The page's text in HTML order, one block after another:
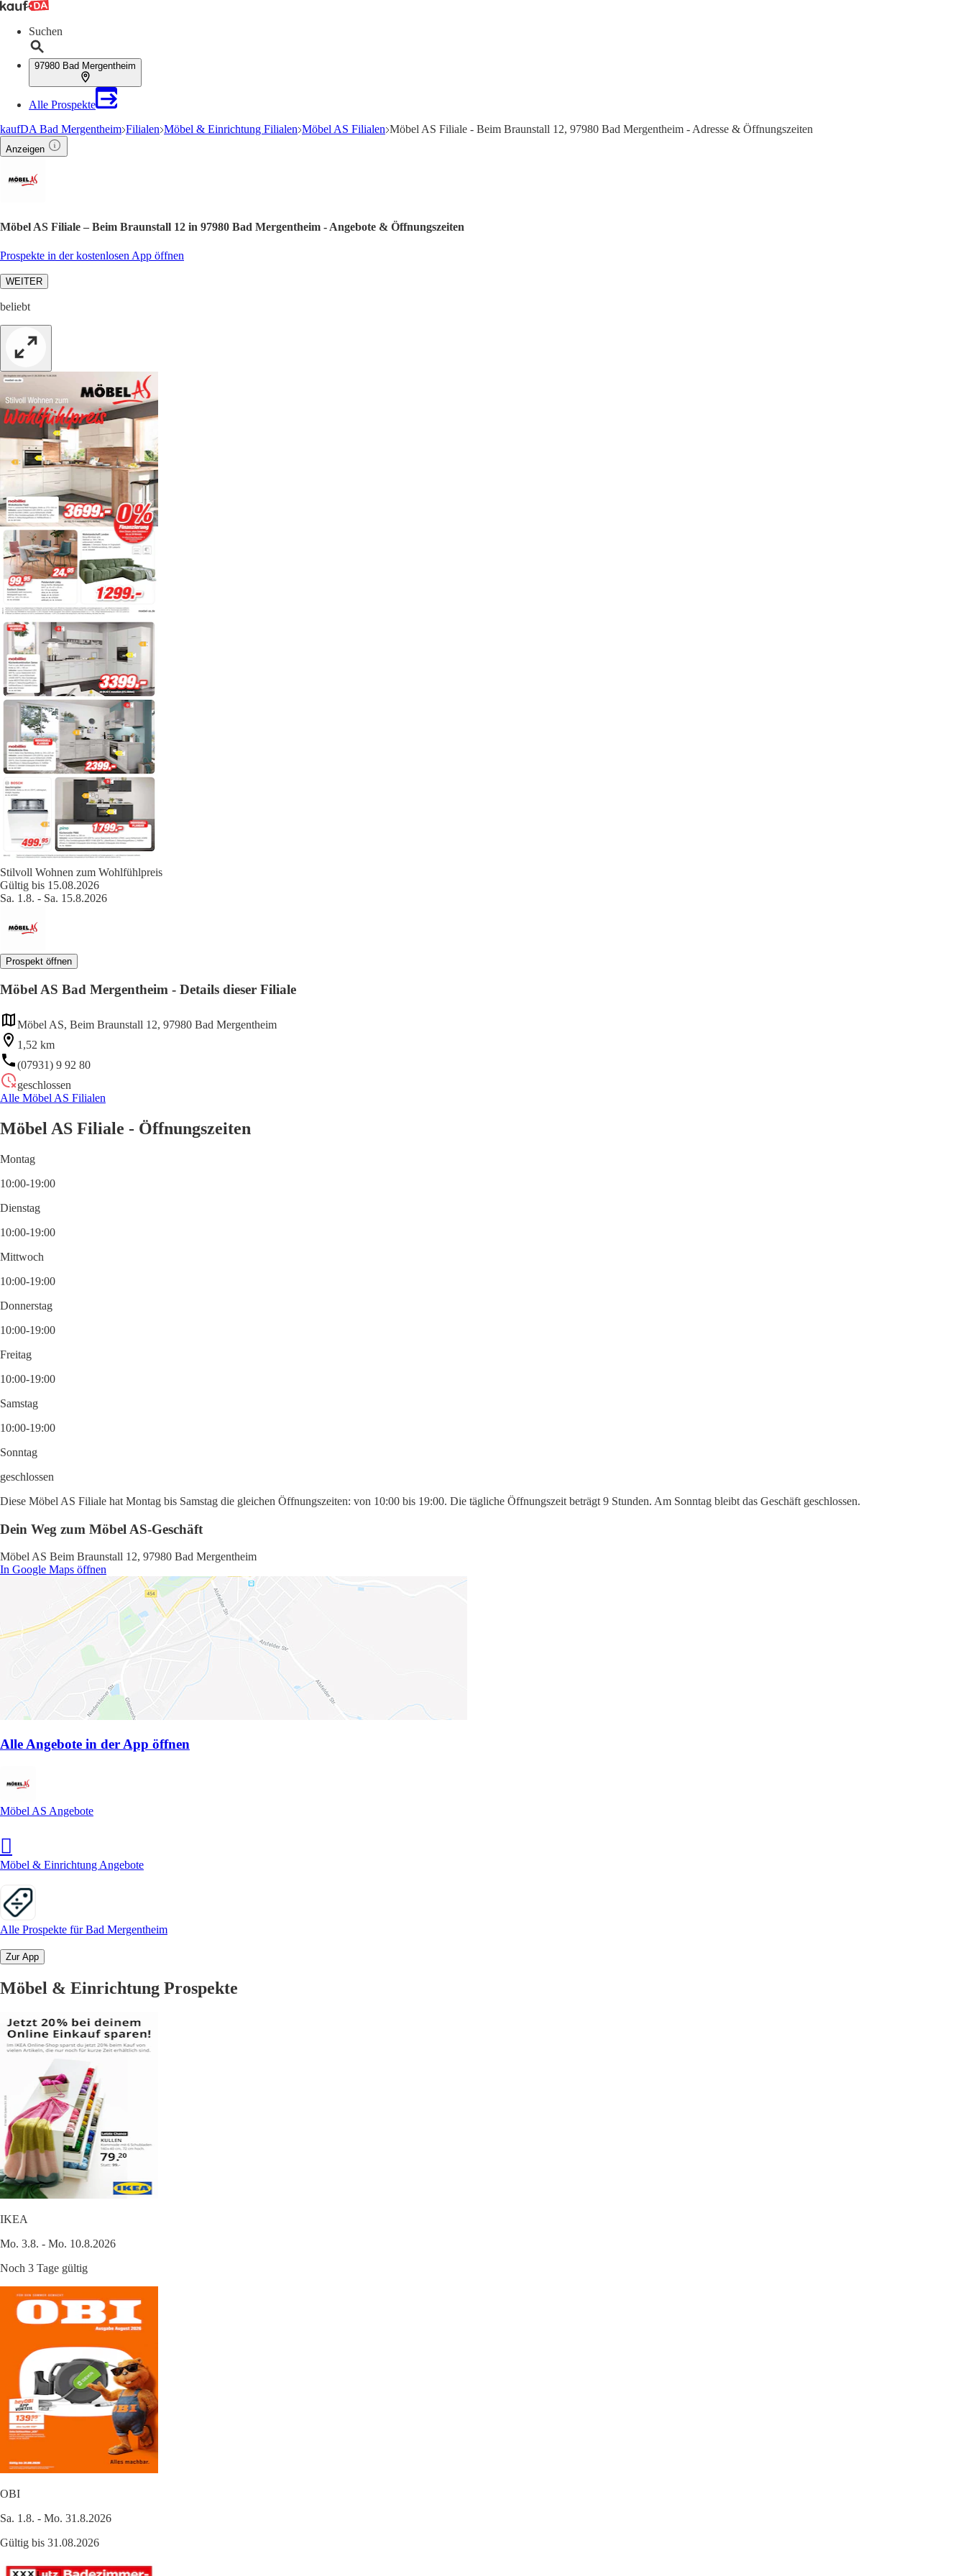
Suchen
97980 Bad Mergentheim
Alle Prospekte
kaufDA Bad Mergentheim Filialen Möbel & Einrichtung Filialen Möbel AS Filialen Möbel AS Filiale - Beim Braunstall 12, 97980 Bad Mergentheim - Adresse & Öffnungszeiten
Anzeigen
Möbel AS Filiale – Beim Braunstall 12 in 97980 Bad Mergentheim - Angebote & Öffnungszeiten
Prospekte in der kostenlosen App öffnen
WEITER
beliebt
Stilvoll Wohnen zum Wohlfühlpreis
Gültig bis 15.08.2026
Sa. 1.8. - Sa. 15.8.2026
Prospekt öffnen
Möbel AS Bad Mergentheim - Details dieser Filiale
Möbel AS, Beim Braunstall 12, 97980 Bad Mergentheim
1,52 km
(07931) 9 92 80
geschlossen
Alle Möbel AS Filialen
Möbel AS Filiale - Öffnungszeiten
Montag
10:00-19:00
Dienstag
10:00-19:00
Mittwoch
10:00-19:00
Donnerstag
10:00-19:00
Freitag
10:00-19:00
Samstag
10:00-19:00
Sonntag
geschlossen
Diese Möbel AS Filiale hat Montag bis Samstag die gleichen Öffnungszeiten: von 10:00 bis 19:00. Die tägliche Öffnungszeit beträgt 9 Stunden. Am Sonntag bleibt das Geschäft geschlossen.
Dein Weg zum Möbel AS-Geschäft
Möbel AS Beim Braunstall 12, 97980 Bad Mergentheim
In Google Maps öffnen
Alle Angebote in der App öffnen
Möbel AS Angebote
Möbel & Einrichtung Angebote
Alle Prospekte für Bad Mergentheim
Zur App
Möbel & Einrichtung Prospekte
IKEA
Mo. 3.8. - Mo. 10.8.2026
Noch 3 Tage gültig
OBI
Sa. 1.8. - Mo. 31.8.2026
Gültig bis 31.08.2026